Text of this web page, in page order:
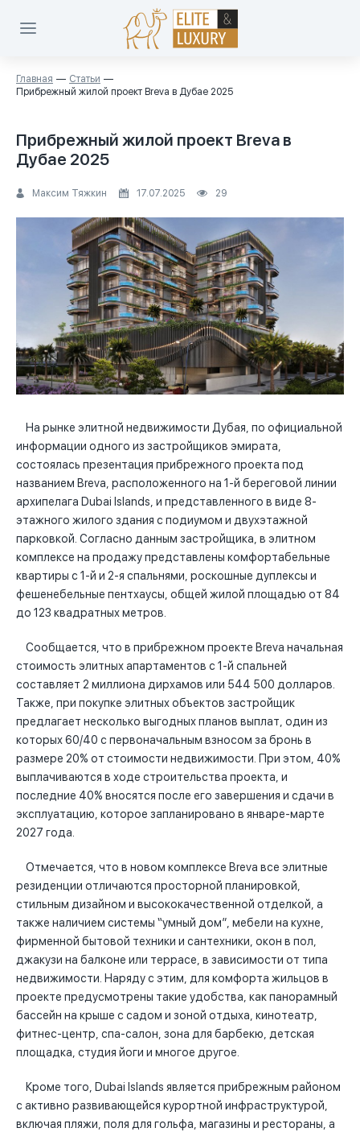
Главная
Статьи
Прибрежный жилой проект Breva в Дубае 2025
Прибрежный жилой проект Breva в
Дубае 2025
Максим Тяжкин 17.07.2025 29
На рынке элитной недвижимости Дубая, по официальной
информации одного из застройщиков эмирата,
состоялась презентация прибрежного проекта под
названием Breva, расположенного на 1-й береговой линии
архипелага Dubai Islands, и представленного в виде 8-
этажного жилого здания с подиумом и двухэтажной
парковкой. Согласно данным застройщика, в элитном
комплексе на продажу представлены комфортабельные
квартиры с 1-й и 2-я спальнями, роскошные дуплексы и
фешенебельные пентхаусы, общей жилой площадью от 84
до 123 квадратных метров.
Сообщается, что в прибрежном проекте Breva начальная
стоимость элитных апартаментов с 1-й спальней
составляет 2 миллиона дирхамов или 544 500 долларов.
Также, при покупке элитных объектов застройщик
предлагает несколько выгодных планов выплат, один из
которых 60/40 с первоначальным взносом за бронь в
размере 20% от стоимости недвижимости. При этом, 40%
выплачиваются в ходе строительства проекта, и
последние 40% вносятся после его завершения и сдачи в
эксплуатацию, которое запланировано в январе-марте
2027 года.
Отмечается, что в новом комплексе Breva все элитные
резиденции отличаются просторной планировкой,
стильным дизайном и высококачественной отделкой, а
также наличием системы “умный дом”, мебели на кухне,
фирменной бытовой техники и сантехники, окон в пол,
джакузи на балконе или террасе, в зависимости от типа
недвижимости. Наряду с этим, для комфорта жильцов в
проекте предусмотрены такие удобства, как панорамный
бассейн на крыше с садом и зоной отдыха, кинотеатр,
фитнес-центр, спа-салон, зона для барбекю, детская
площадка, студия йоги и многое другое.
Кроме того, Dubai Islands является прибрежным районом
с активно развивающейся курортной инфраструктурой,
включая пляжи, поля для гольфа, магазины и рестораны, а